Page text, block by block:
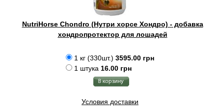
NutriHorse Chondro (Нутри хорсе Хондро) - добавка
хондропротектор для лошадей
1 кг (330шт.) 3595.00 грн
1 штука 16.00 грн
Условия доставки